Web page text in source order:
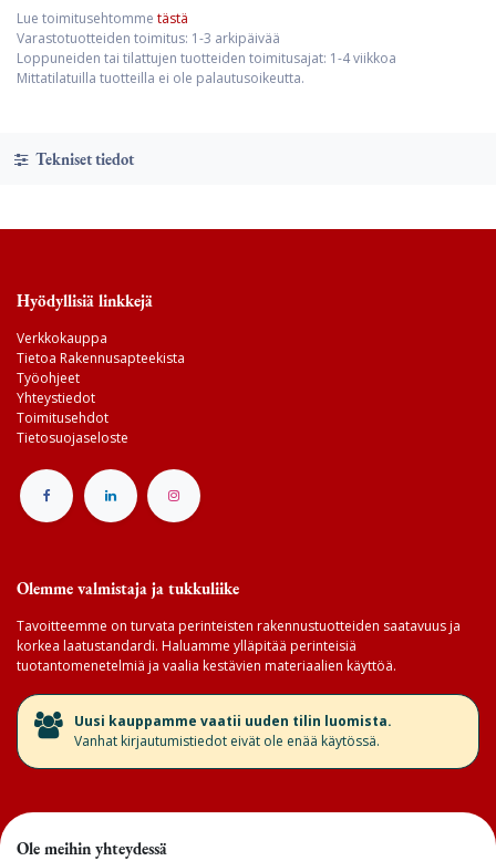
Lue toimitusehtomme tästä
Varastotuotteiden toimitus: 1-3 arkipäivää
Loppuneiden tai tilattujen tuotteiden toimitusajat: 1-4 viikkoa
Mittatilatuilla tuotteilla ei ole palautusoikeutta.
Tekniset tiedot
Hyödyllisiä linkkejä
Verkkokauppa
Tietoa Rakennusapteekista
Työohjeet
Yhteystiedot
Toimitusehdot
Tietosuojaseloste
Olemme valmistaja ja tukkuliike
Tavoitteemme on turvata perinteisten rakennustuotteiden saatavuus ja
korkea laatustandardi. Haluamme ylläpitää perinteisiä
tuotantomenetelmiä ja vaalia kestävien materiaalien käyttöä.
​Uusi kauppamme vaatii uuden tilin luomista.
Vanhat kirjautumistiedot eivät ole enää käytössä.
Ole meihin yhteydessä